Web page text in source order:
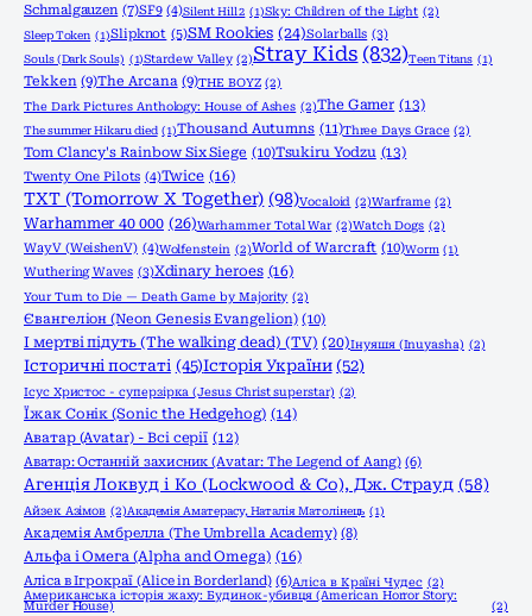
Schmalgauzen (7)SF9 (4)Silent Hill 2 (1)Sky: Children of the Light (2)
Sleep Token (1)Slipknot (5)SM Rookies (24)Solarballs (3)
Souls (Dark Souls) (1)Stardew Valley (2)Stray Kids (832)Teen Titans (1)
Tekken (9)The Arcana (9)THE BOYZ (2)
The Dark Pictures Anthology: House of Ashes (2)The Gamer (13)
The summer Hikaru died (1)Thousand Autumns (11)Three Days Grace (2)
Tom Clancy's Rainbow Six Siege (10)Tsukiru Yodzu (13)
Twenty One Pilots (4)Twice (16)
TXT (Tomorrow X Together) (98)Vocaloid (2)Warframe (2)
Warhammer 40 000 (26)Warhammer Total War (2)Watch Dogs (2)
WayV (WeishenV) (4)Wolfenstein (2)World of Warcraft (10)Worm (1)
Wuthering Waves (3)Xdinary heroes (16)
Your Turn to Die — Death Game by Majority (2)
Євангеліон (Neon Genesis Evangelion) (10)
І мертві підуть (The walking dead) (TV) (20)Інуяшя (Inuyasha) (2)
Історичні постаті (45)Історія України (52)
Ісус Христос - суперзірка (Jesus Christ superstar) (2)
Їжак Сонік (Sonic the Hedgehog) (14)
Аватар (Avatar) - Всі серії (12)
Аватар: Останній захисник (Avatar: The Legend of Aang) (6)
Агенція Локвуд і Кo (Lockwood & Co), Дж. Страуд (58)
Айзек Азімов (2)Академія Аматерасу, Наталія Матолінець (1)
Академія Амбрелла (The Umbrella Academy) (8)
Альфа і Омега (Alpha and Omega) (16)
Аліса в Ігрокраї (Alice in Borderland) (6)Аліса в Країні Чудес (2)
Американська історія жаху: Будинок-убивця (American Horror Story:
Murder House)
(2)